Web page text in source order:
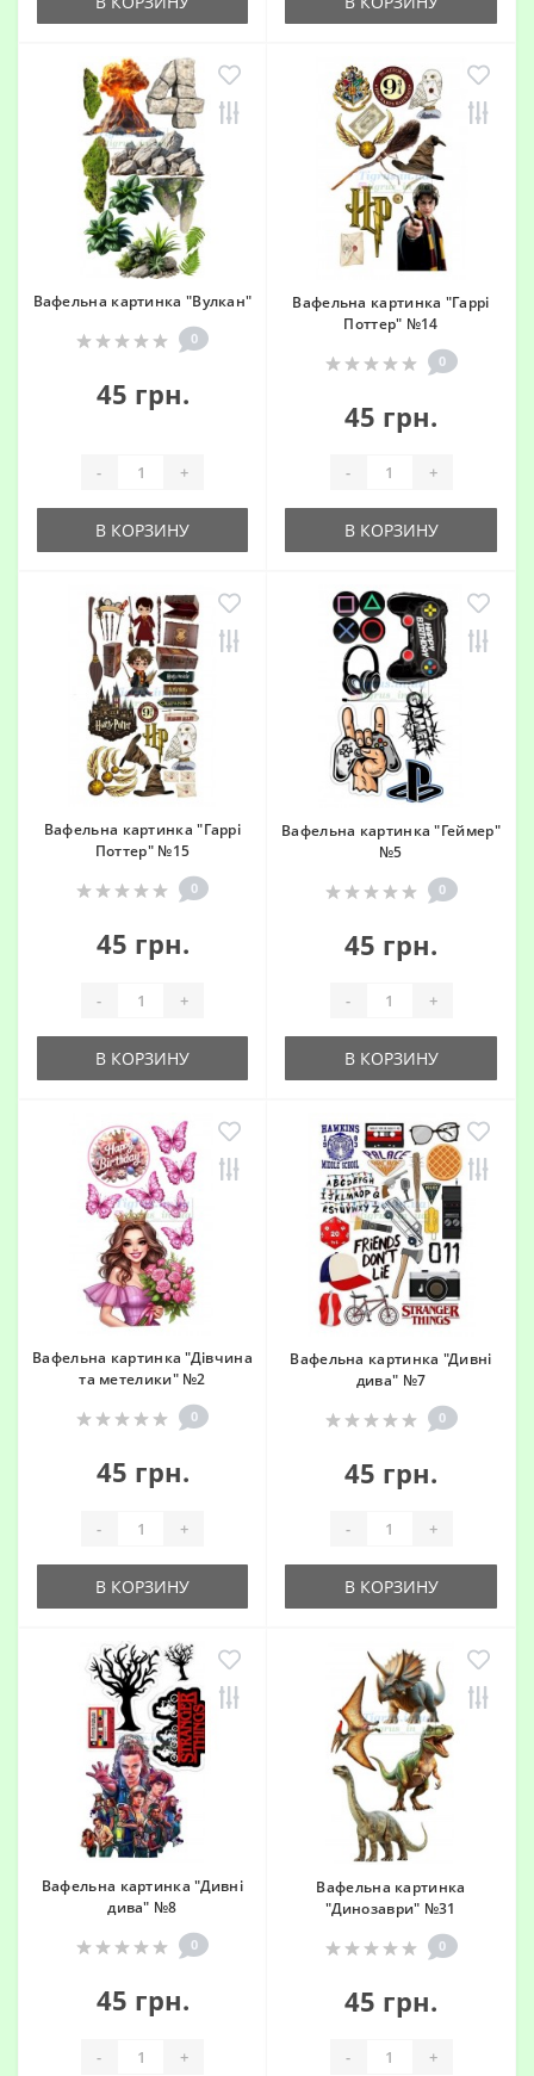
Вафельна картинка "Вулкан"
0
45 грн.
- +
В КОРЗИНУ
Вафельна картинка "Гаррі
Поттер" №14
0
45 грн.
- +
В КОРЗИНУ
Вафельна картинка "Гаррі
Поттер" №15
0
45 грн.
- +
В КОРЗИНУ
Вафельна картинка "Геймер"
№5
0
45 грн.
- +
В КОРЗИНУ
Вафельна картинка "Дівчина
та метелики" №2
0
45 грн.
- +
В КОРЗИНУ
Вафельна картинка "Дивні
дива" №7
0
45 грн.
- +
В КОРЗИНУ
Вафельна картинка "Дивні
дива" №8
0
45 грн.
- +
Вафельна картинка
"Динозаври" №31
0
45 грн.
- +